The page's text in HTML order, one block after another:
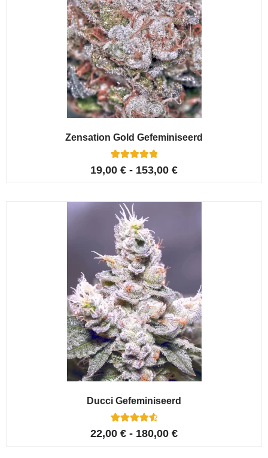
Zensation Gold Gefeminiseerd
Gewaardeerd
5.00
op
6
klant
waarderingen
19,00 € - 153,00 €
Ducci Gefeminiseerd
Gewaardeer
6
22,00 € - 180,00 €